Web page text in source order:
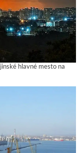
hlavné mesto na